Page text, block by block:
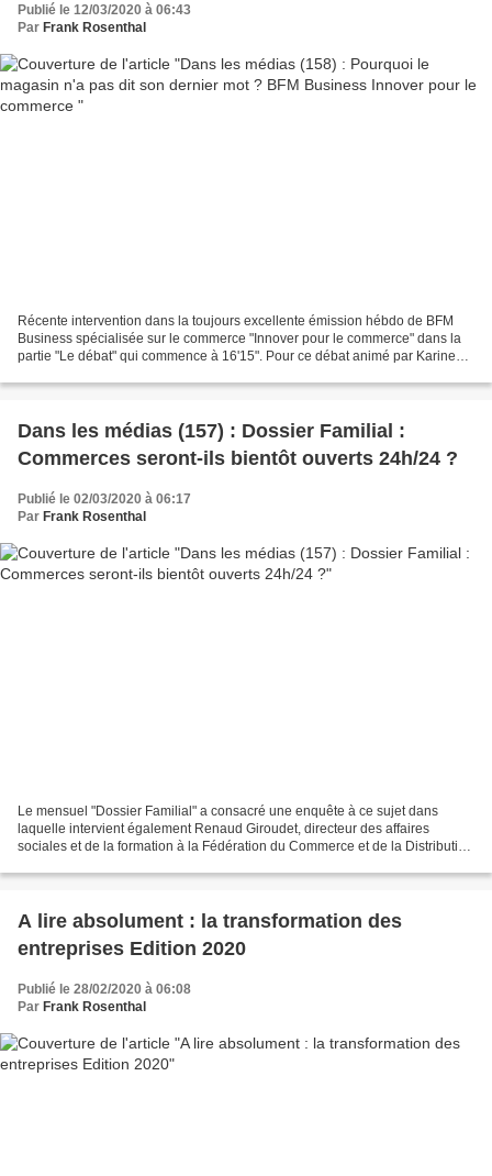
Publié le 12/03/2020 à 06:43
Par Frank Rosenthal
Récente intervention dans la toujours excellente émission hébdo de BFM
Business spécialisée sur le commerce "Innover pour le commerce" dans la
partie "Le débat" qui commence à 16'15". Pour ce débat animé par Karine
Dans les médias (157) : Dossier Familial :
Commerces seront-ils bientôt ouverts 24h/24 ?
Publié le 02/03/2020 à 06:17
Par Frank Rosenthal
Le mensuel "Dossier Familial" a consacré une enquête à ce sujet dans
laquelle intervient également Renaud Giroudet, directeur des affaires
sociales et de la formation à la Fédération du Commerce et de la Distribution
A lire absolument : la transformation des
entreprises Edition 2020
Publié le 28/02/2020 à 06:08
Par Frank Rosenthal